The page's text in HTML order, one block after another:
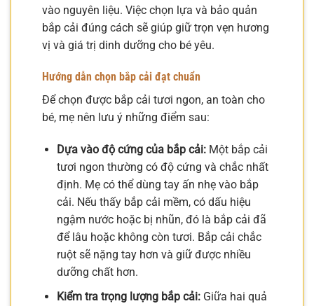
vào nguyên liệu. Việc chọn lựa và bảo quản
bắp cải đúng cách sẽ giúp giữ trọn vẹn hương
vị và giá trị dinh dưỡng cho bé yêu.
Hướng dẫn chọn bắp cải đạt chuẩn
Để chọn được bắp cải tươi ngon, an toàn cho
bé, mẹ nên lưu ý những điểm sau:
Dựa vào độ cứng của bắp cải:Một bắp cải
tươi ngon thường có độ cứng và chắc nhất
định. Mẹ có thể dùng tay ấn nhẹ vào bắp
cải. Nếu thấy bắp cải mềm, có dấu hiệu
ngậm nước hoặc bị nhũn, đó là bắp cải đã
để lâu hoặc không còn tươi. Bắp cải chắc
ruột sẽ nặng tay hơn và giữ được nhiều
dưỡng chất hơn.
Kiểm tra trọng lượng bắp cải:Giữa hai quả